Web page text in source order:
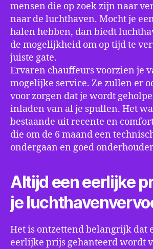
mensen die op zoek zijn naar
naar de luchthaven. Mocht je
halen hebben, dan biedt
de mogelijkheid om op tijd te
juiste gate.
Ervaren chauffeurs voorzien je
mogelijke service. Ze zullen er
voor zorgen dat je wordt
inladen van al je spullen. Het
bestaande uit recente en
die om de 6 maand een
ondergaan en goed
Altijd een eerlijke
je
Het is ontzettend belangrijk dat
eerlijke prijs gehanteerd wordt